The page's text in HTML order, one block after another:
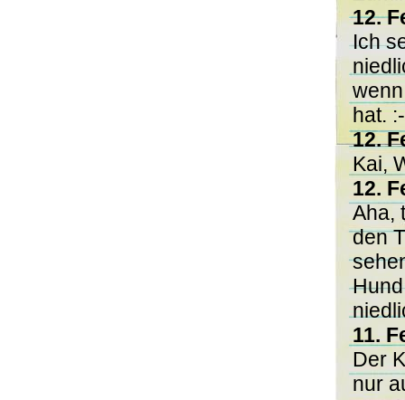
12.
Ich
hat.
12.
Kai,
12.
Aha,
den
11.
Der
nur